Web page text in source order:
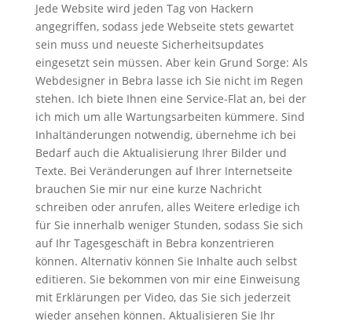
Jede Website wird jeden Tag von Hackern
angegriffen, sodass jede Webseite stets gewartet
sein muss und neueste Sicherheitsupdates
eingesetzt sein müssen. Aber kein Grund Sorge: Als
Webdesigner in Bebra lasse ich Sie nicht im Regen
stehen. Ich biete Ihnen eine Service-Flat an, bei der
ich mich um alle Wartungsarbeiten kümmere. Sind
Inhaltänderungen notwendig, übernehme ich bei
Bedarf auch die Aktualisierung Ihrer Bilder und
Texte. Bei Veränderungen auf Ihrer Internetseite
brauchen Sie mir nur eine kurze Nachricht
schreiben oder anrufen, alles Weitere erledige ich
für Sie innerhalb weniger Stunden, sodass Sie sich
auf Ihr Tagesgeschäft in Bebra konzentrieren
können. Alternativ können Sie Inhalte auch selbst
editieren. Sie bekommen von mir eine Einweisung
mit Erklärungen per Video, das Sie sich jederzeit
wieder ansehen können. Aktualisieren Sie Ihr